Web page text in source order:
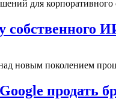
для
собственного
новым поколением
продать